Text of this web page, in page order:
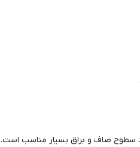
سطوح صاف و براق بسیار مناسب است.